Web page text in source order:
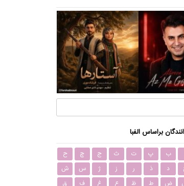
براساس الفبا
ب پ ت ث ج چ
ح
د ذ ر ز ژ س
ش
ض ط ظ ع غ ف
ق